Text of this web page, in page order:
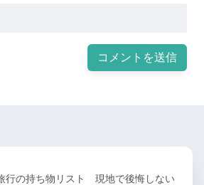
行の持ち物リスト 現地で後悔しない